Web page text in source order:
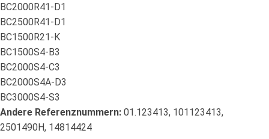
BC2000R41-D1
BC2500R41-D1
BC1500R21-K
BC1500S4-B3
BC2000S4-C3
BC2000S4A-D3
BC3000S4-S3
Andere Referenznummern: 01.123413, 101123413,
2501490H, 14814424